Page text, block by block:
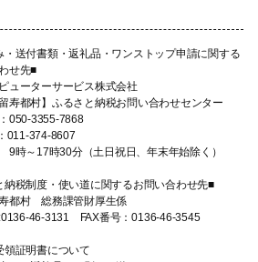
・送付書類・返礼品・ワンストップ申請に関する
せ先■
ューターサービス株式会社
留寿都村】ふるさと納税お問い合わせセンター
050-3355-7868
011-374-8607
時～17時30分（土日祝日、年末年始除く）
納税制度・使い道に関するお問い合わせ先■
都村 総務課管財厚生係
46-3131 FAX番号：0136-46-3545
領証明書について